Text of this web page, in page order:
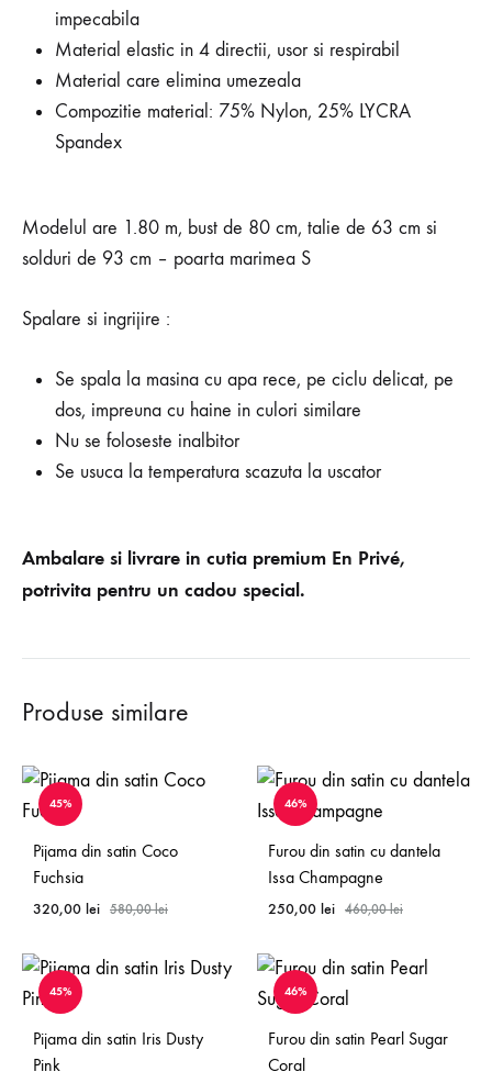
impecabila
Material elastic in 4 directii, usor si respirabil
Material care elimina umezeala
Compozitie material: 75% Nylon, 25% LYCRA
Spandex
Modelul are 1.80 m, bust de 80 cm, talie de 63 cm si
solduri de 93 cm – poarta marimea S
Spalare si ingrijire :
Se spala la masina cu apa rece, pe ciclu delicat, pe
dos, impreuna cu haine in culori similare
Nu se foloseste inalbitor
Se usuca la temperatura scazuta la uscator
Ambalare si livrare in cutia premium En Privé,
potrivita pentru un cadou special.
Produse similare
45%
Pijama din satin Coco
Fuchsia
320,00 lei 580,00lei
46%
Furou din satin cu dantela
Issa Champagne
250,00 lei 460,00lei
45%
Pijama din satin Iris Dusty
Pink
46%
Furou din satin Pearl Sugar
Coral